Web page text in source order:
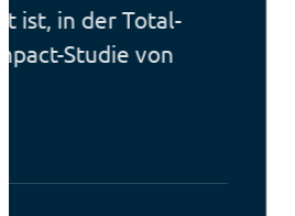
der Total-
von